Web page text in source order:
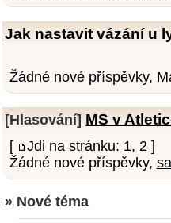
Jak nastavit vázání u
Žádné nové příspěvky,
[Hlasování] MS v
[ Jdi na stránku: 1, 2]
Žádné nové příspěvky,
» Nové téma